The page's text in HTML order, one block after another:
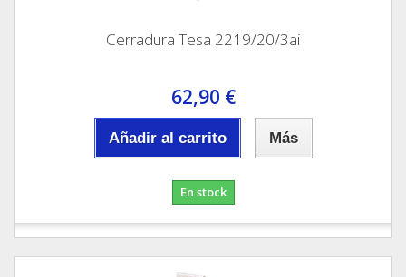
Cerradura Tesa 2219/20/3ai
62,90 €
Añadir al carrito Más
En stock